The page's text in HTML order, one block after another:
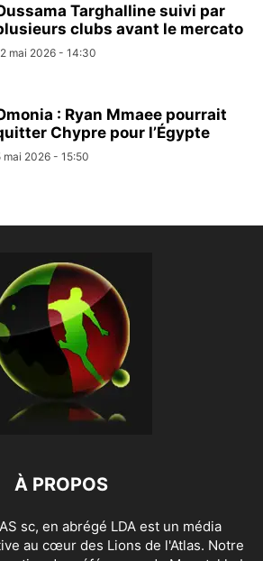
Targhalline suivi par
clubs avant le mercato
mai 2026 - 14:30
: Ryan Mmaee pourrait
Chypre pour l’Égypte
mai 2026 - 15:50
À PROPOS
sc, en abrégé LDA est un média
au cœur des Lions de l'Atlas. Notre